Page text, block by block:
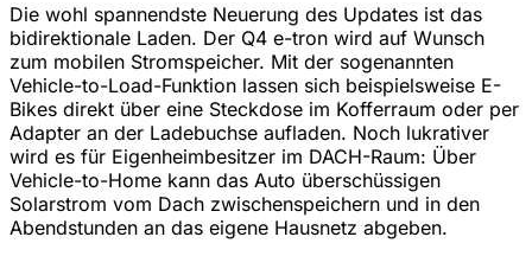
Die wohl spannendste Neuerung des Updates ist das
bidirektionale Laden. Der Q4 e-tron wird auf Wunsch
zum mobilen Stromspeicher. Mit der sogenannten
Vehicle-to-Load-Funktion lassen sich beispielsweise E-
Bikes direkt über eine Steckdose im Kofferraum oder per
Adapter an der Ladebuchse aufladen. Noch lukrativer
wird es für Eigenheimbesitzer im DACH-Raum: Über
Vehicle-to-Home kann das Auto überschüssigen
Solarstrom vom Dach zwischenspeichern und in den
Abendstunden an das eigene Hausnetz abgeben.